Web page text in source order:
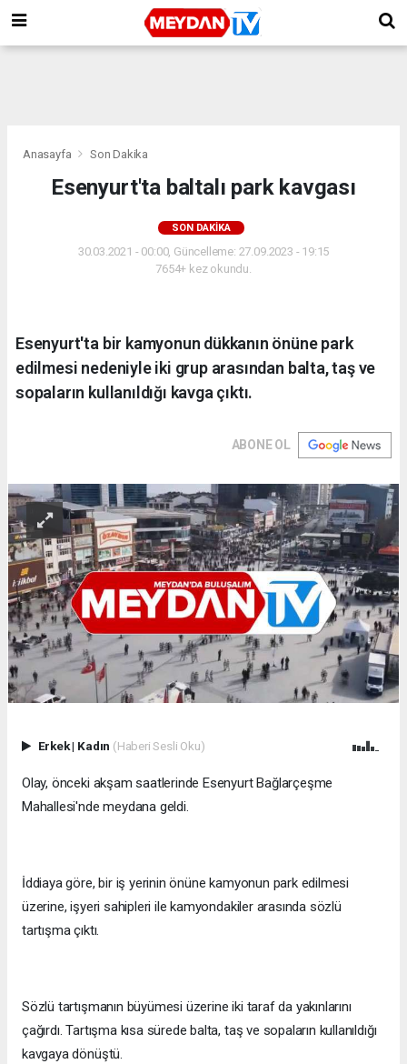
Anasayfa Son Dakika
Esenyurt'ta baltalı park kavgası
SON DAKIKA
30.03.2021 - 00:00, Güncelleme: 27.09.2023 - 19:15
7654+ kez okundu.
Esenyurt'ta bir kamyonun dükkanın önüne park
edilmesi nedeniyle iki grup arasından balta, taş ve
sopaların kullanıldığı kavga çıktı.
ABONE OL
Erkek| Kadın (Haberi Sesli Oku)
Olay, önceki akşam saatlerinde Esenyurt Bağlarçeşme
Mahallesi'nde meydana geldi.
İddiaya göre, bir iş yerinin önüne kamyonun park edilmesi
üzerine, işyeri sahipleri ile kamyondakiler arasında sözlü
tartışma çıktı.
Sözlü tartışmanın büyümesi üzerine iki taraf da yakınlarını
çağırdı. Tartışma kısa sürede balta, taş ve sopaların kullanıldığı
kavgaya dönüştü.